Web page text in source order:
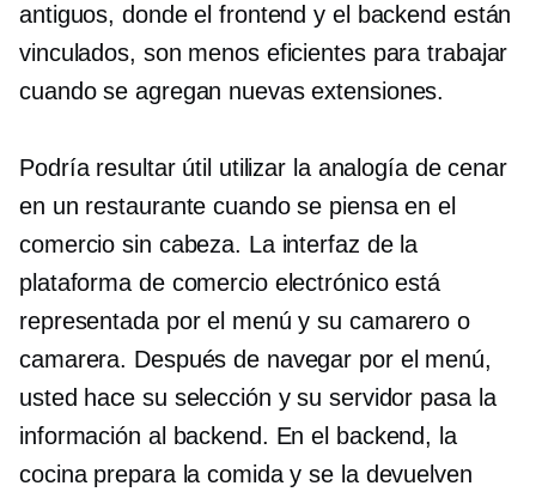
antiguos, donde el frontend y el backend están
vinculados, son menos eficientes para trabajar
cuando se agregan nuevas extensiones.
Podría resultar útil utilizar la analogía de cenar
en un restaurante cuando se piensa en el
comercio sin cabeza. La interfaz de la
plataforma de comercio electrónico está
representada por el menú y su camarero o
camarera. Después de navegar por el menú,
usted hace su selección y su servidor pasa la
información al backend. En el backend, la
cocina prepara la comida y se la devuelven